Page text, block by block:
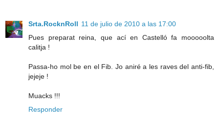
Srta.RocknRoll 11 de julio de 2010 a las 17:00
Pues preparat reina, que ací en Castelló fa mooooolta
calitja !
Passa-ho mol be en el Fib. Jo aniré a les raves del anti-fib,
jejeje !
Muacks !!!
Responder